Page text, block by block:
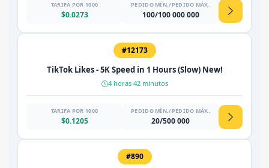
TARIFA POR 1000
$0.0273
PEDIDO MÍN./PEDIDO MÁX.
100/100 000 000
#12173
TikTok Likes - 5K Speed ​​in 1 Hours (Slow) New!
4 horas 42 minutos
TARIFA POR 1000
$0.1205
PEDIDO MÍN./PEDIDO MÁX.
20/500 000
#890